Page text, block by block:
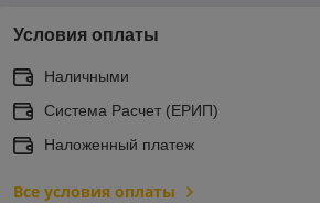
Условия оплаты
Наличными
Система Расчет (ЕРИП)
Наложенный платеж
Все условия оплаты